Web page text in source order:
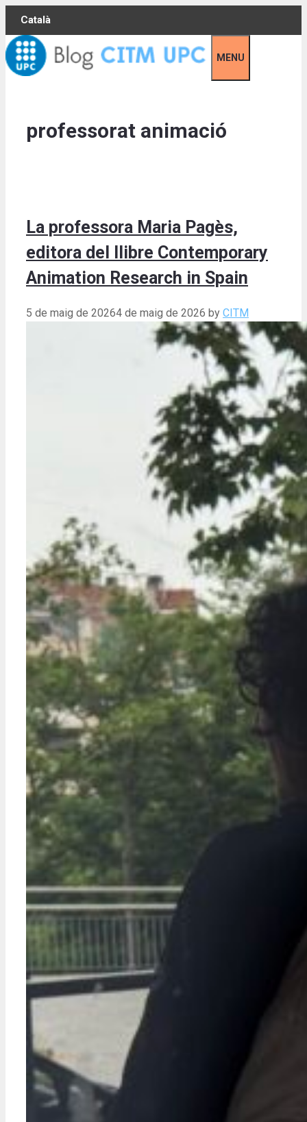
Skip
content
Català
MENU
professorat animació
La professora Maria Pagès,
editora del llibre Contemporary
Animation Research in Spain
5 de maig de 20264 de maig de 2026 by CITM